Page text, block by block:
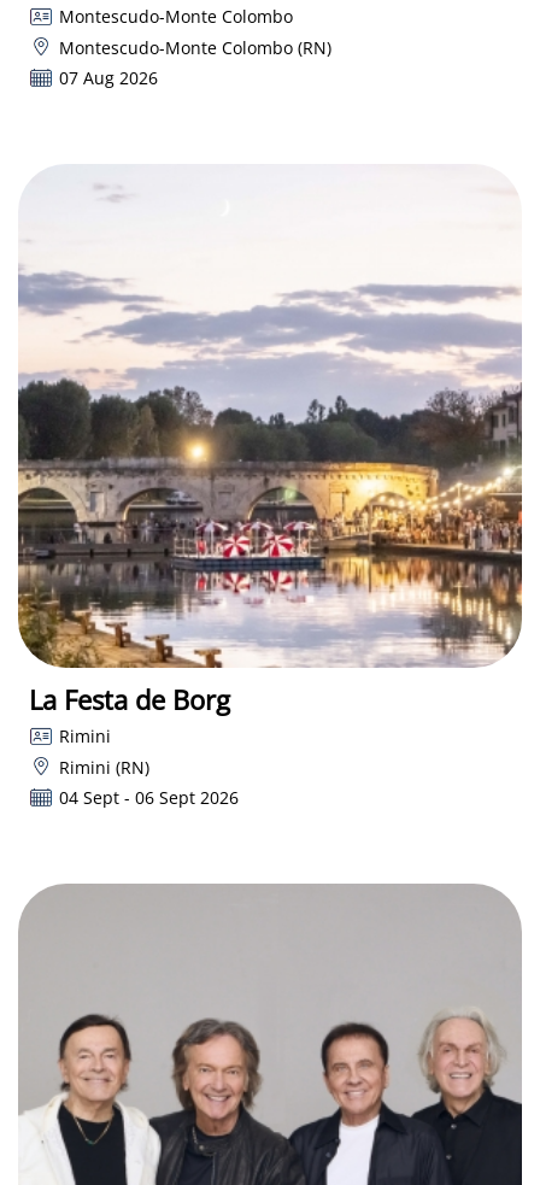
Montescudo-Monte Colombo
Montescudo-Monte Colombo (RN)
07 Aug 2026
La Festa de Borg
Rimini
Rimini (RN)
04 Sept - 06 Sept 2026